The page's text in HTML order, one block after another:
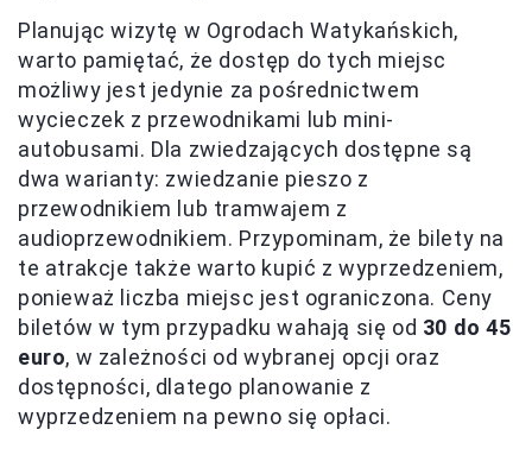
Planując wizytę w Ogrodach Watykańskich,
warto pamiętać, że dostęp do tych miejsc
możliwy jest jedynie za pośrednictwem
wycieczek z przewodnikami lub mini-
autobusami. Dla zwiedzających dostępne są
dwa warianty: zwiedzanie pieszo z
przewodnikiem lub tramwajem z
audioprzewodnikiem. Przypominam, że bilety na
te atrakcje także warto kupić z wyprzedzeniem,
ponieważ liczba miejsc jest ograniczona. Ceny
biletów w tym przypadku wahają się od 30 do 45
euro, w zależności od wybranej opcji oraz
dostępności, dlatego planowanie z
wyprzedzeniem na pewno się opłaci.